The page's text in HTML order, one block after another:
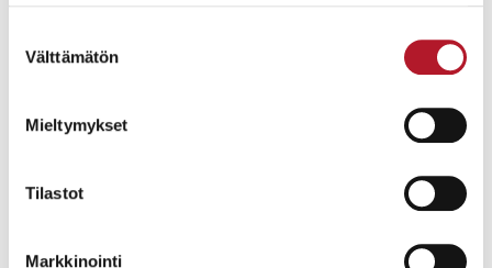
valinta
Välttämätön
Mieltymykset
Tilastot
Markkinointi
1301, Pronssiveistos / Deisgn Ulf